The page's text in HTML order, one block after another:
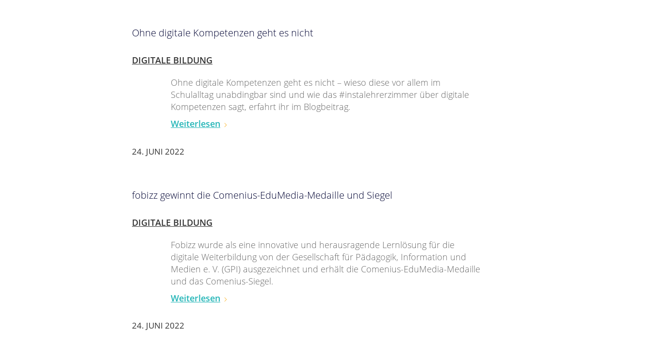
Ohne digitale Kompetenzen geht es nicht
DIGITALE BILDUNG
Ohne digitale Kompetenzen geht es nicht – wieso diese vor allem im
Schulalltag unabdingbar sind und wie das #instalehrerzimmer über digitale
Kompetenzen sagt, erfahrt ihr im Blogbeitrag.
Weiterlesen
24. JUNI 2022
fobizz gewinnt die Comenius-EduMedia-Medaille und Siegel
DIGITALE BILDUNG
Fobizz wurde als eine innovative und herausragende Lernlösung für die
digitale Weiterbildung von der Gesellschaft für Pädagogik, Information und
Medien e. V. (GPI) ausgezeichnet und erhält die Comenius-EduMedia-Medaille
und das Comenius-Siegel.
Weiterlesen
24. JUNI 2022